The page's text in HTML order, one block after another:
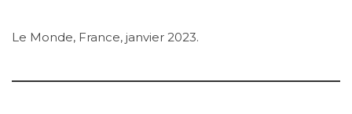
Le Monde, France, janvier 2023.